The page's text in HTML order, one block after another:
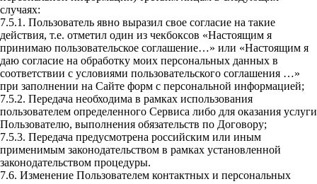
случаях:
7.5.1. Пользователь явно выразил свое согласие на такие
действия, т.е. отметил один из чекбоксов «Настоящим я
принимаю пользовательское соглашение…» или «Настоящим я
даю согласие на обработку моих персональных данных в
соответствии с условиями пользовательского соглашения …»
при заполнении на Сайте форм с персональной информацией;
7.5.2. Передача необходима в рамках использования
пользователем определенного Сервиса либо для оказания услуги
Пользователю, выполнения обязательств по Договору;
7.5.3. Передача предусмотрена российским или иным
применимым законодательством в рамках установленной
законодательством процедуры.
7.6. Изменение Пользователем контактных и персональных